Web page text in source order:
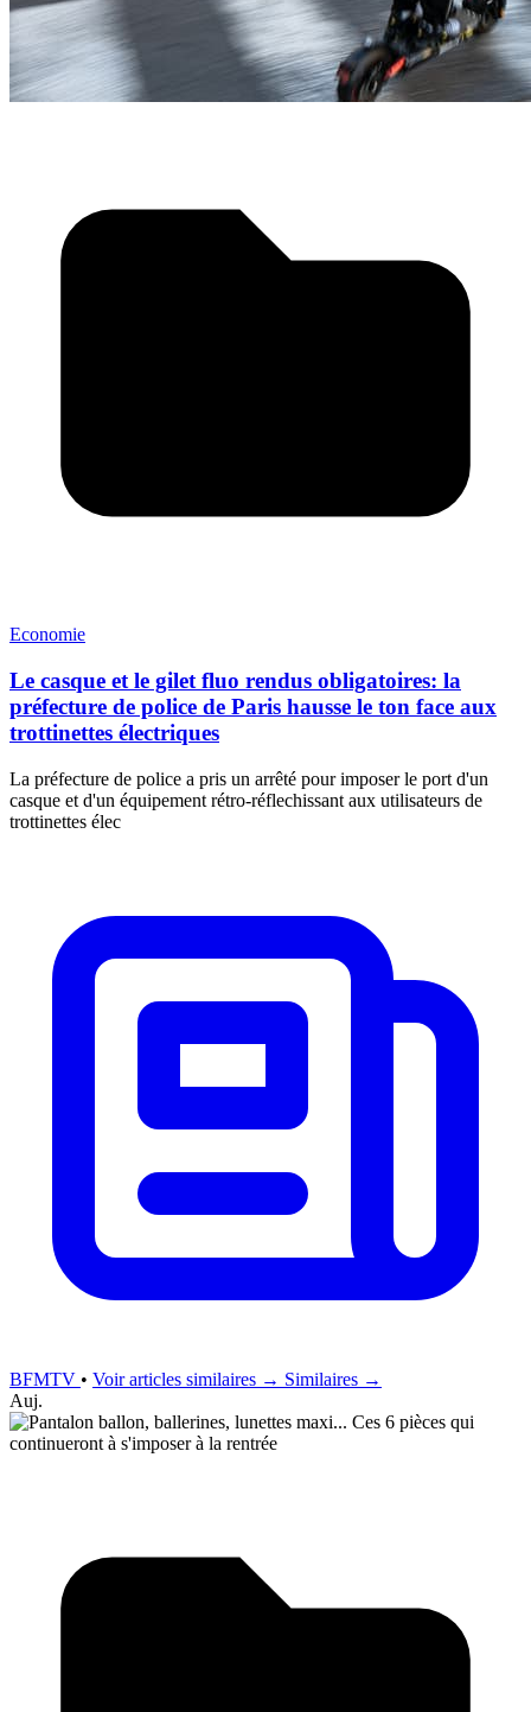
Economie
Le casque et le gilet fluo rendus obligatoires: la
préfecture de police de Paris hausse le ton face aux
trottinettes électriques
La préfecture de police a pris un arrêté pour imposer le port d'un
casque et d'un équipement rétro-réflechissant aux utilisateurs de
trottinettes élec
BFMTV • Voir articles similaires → Similaires →
Auj.